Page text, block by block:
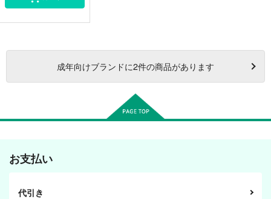
成年向けブランドに2件の商品があります
お支払い
代引き